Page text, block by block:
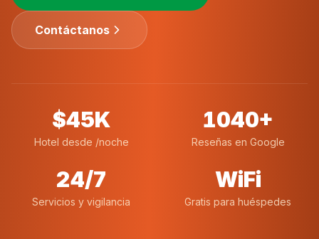
Contáctanos
$45K
Hotel desde /noche
1040+
Reseñas en Google
24/7
Servicios y vigilancia
WiFi
Gratis para huéspedes